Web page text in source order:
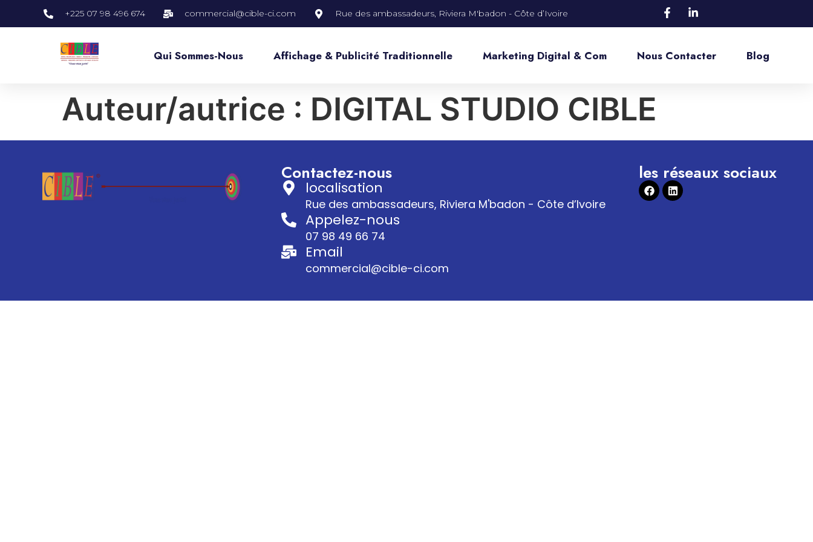
+225 07 98 496 674 commercial@cible-ci.com Rue des ambassadeurs, Riviera M'badon - Côte d’Ivoire
Qui Sommes-Nous Affichage & Publicité Traditionnelle Marketing Digital & Com Nous Contacter Blog
Auteur/autrice : DIGITAL STUDIO CIBLE
Contactez-nous
localisation
Rue des ambassadeurs, Riviera M'badon - Côte d’Ivoire
Appelez-nous
07 98 49 66 74
Email
commercial@cible-ci.com
les réseaux sociaux